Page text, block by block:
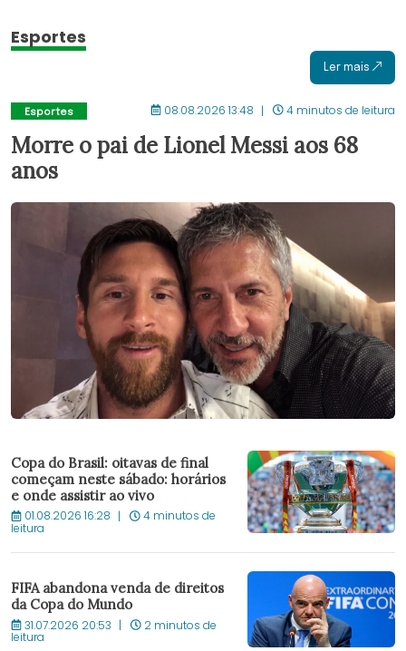
Esportes
Ler mais
Esportes 08.08.2026 13:48 4 minutos de leitura
Morre o pai de Lionel Messi aos 68
anos
Copa do Brasil: oitavas de final
começam neste sábado: horários
e onde assistir ao vivo
01.08.2026 16:28 4 minutos de
leitura
FIFA abandona venda de direitos
da Copa do Mundo
31.07.2026 20:53 2 minutos de
leitura